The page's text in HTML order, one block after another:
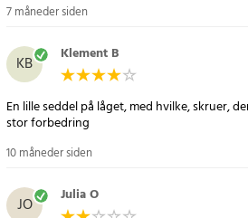
Article number
7 måneder siden
KB Klement B
En lille seddel på låget, med hvilke, skruer,
stor forbedring
10 måneder siden
JO Julia O